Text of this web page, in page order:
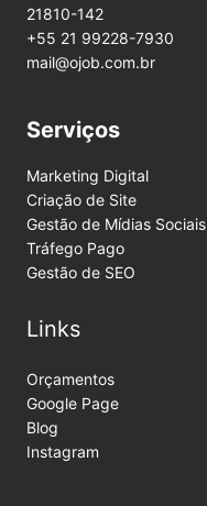
21810-142
+55 21 99228-7930
mail@ojob.com.br
Serviços
Marketing Digital
Criação de Site
Gestão de Mídias Sociais
Tráfego Pago
Gestão de SEO
Links
Orçamentos
Google Page
Blog
Instagram